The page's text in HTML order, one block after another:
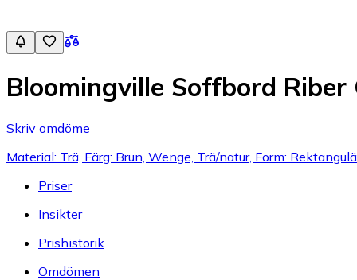
Bloomingville Soffbord
Skriv omdöme
Material: Trä, Färg: Brun, Wenge, Trä/natur, Form:
Priser
Insikter
Prishistorik
Omdömen